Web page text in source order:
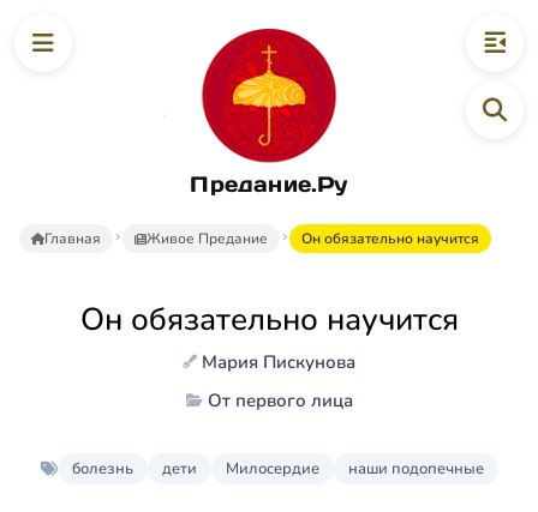
Предание.Ру
Главная Живое Предание Он обязательно научится
Он обязательно научится
Мария Пискунова
От первого лица
болезнь дети Милосердие наши подопечные